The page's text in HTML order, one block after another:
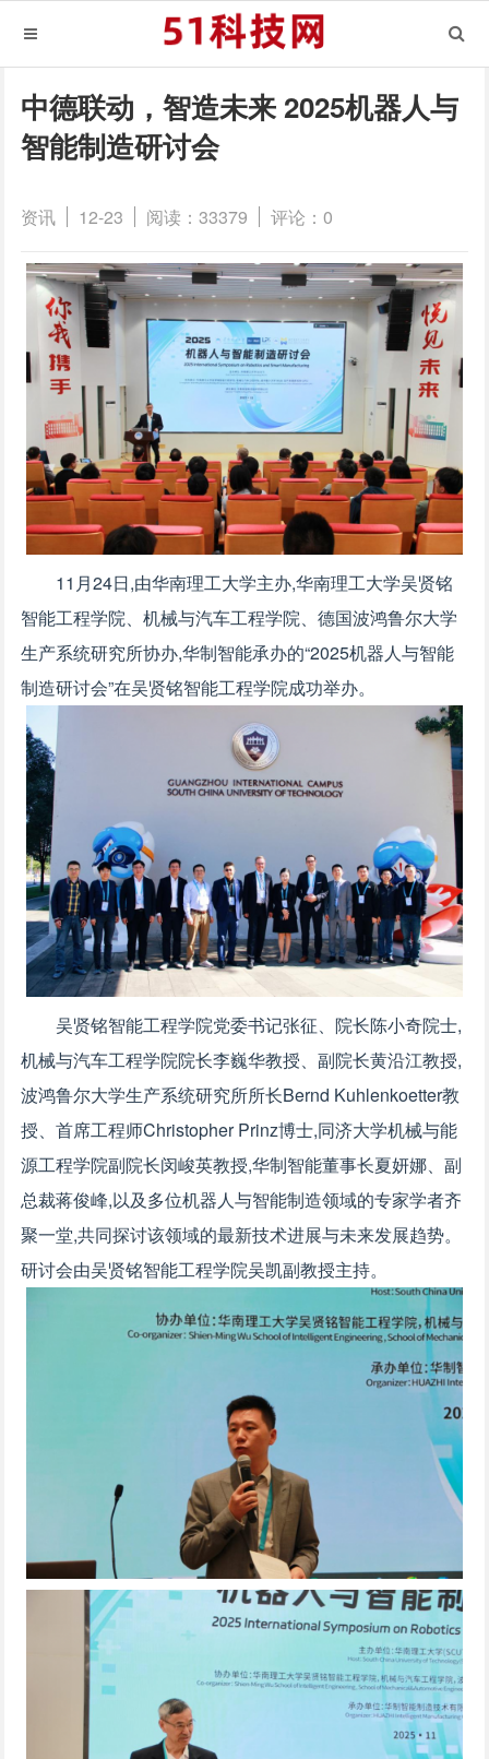
中德联动，智造未来 2025机器人与
智能制造研讨会
资讯 12-23 阅读：33379 评论：0
11月24日,由华南理工大学主办,华南理工大学吴贤铭
智能工程学院、机械与汽车工程学院、德国波鸿鲁尔大学
生产系统研究所协办,华制智能承办的“2025机器人与智能
制造研讨会”在吴贤铭智能工程学院成功举办。
吴贤铭智能工程学院党委书记张征、院长陈小奇院士,
机械与汽车工程学院院长李巍华教授、副院长黄沿江教授,
波鸿鲁尔大学生产系统研究所所长Bernd Kuhlenkoetter教
授、首席工程师Christopher Prinz博士,同济大学机械与能
源工程学院副院长闵峻英教授,华制智能董事长夏妍娜、副
总裁蒋俊峰,以及多位机器人与智能制造领域的专家学者齐
聚一堂,共同探讨该领域的最新技术进展与未来发展趋势。
研讨会由吴贤铭智能工程学院吴凯副教授主持。